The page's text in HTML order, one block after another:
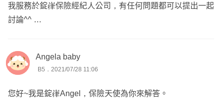
我服務於錠嵂保險經紀人公司，有任何問題都可以提出一起
討論^^
Angela baby
B5．2021/07/28 11:06
您好~我是錠嵂Angel，保險天使為你來解答。